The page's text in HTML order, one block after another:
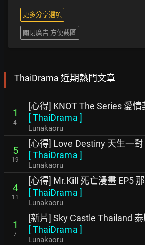
更多分享選項
關閉廣告 方便截圖
ThaiDrama 近期熱門文章
1
4
[心得] KNOT The Series 愛情
[ThaiDrama ]
Lunakaoru
5
19
[心得] Love Destiny 天生一對
[ThaiDrama ]
Lunakaoru
4
11
[心得] Mr.Kill 死亡漫畫 EP5
[ThaiDrama ]
Lunakaoru
1
7
[新片] Sky Castle Thailand
[ThaiDrama ]
Lunakaoru